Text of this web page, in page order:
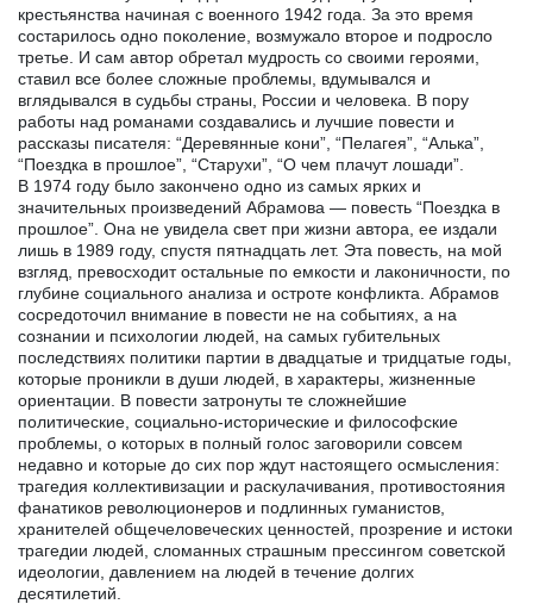
крестьянства начиная с военного 1942 года. За это время
состарилось одно поколение, возмужало второе и подросло
третье. И сам автор обретал мудрость со своими героями,
ставил все более сложные проблемы, вдумывался и
вглядывался в судьбы страны, России и человека. В пору
работы над романами создавались и лучшие повести и
рассказы писателя: “Деревянные кони”, “Пелагея”, “Алька”,
“Поездка в прошлое”, “Старухи”, “О чем плачут лошади”.
В 1974 году было закончено одно из самых ярких и
значительных произведений Абрамова — повесть “Поездка в
прошлое”. Она не увидела свет при жизни автора, ее издали
лишь в 1989 году, спустя пятнадцать лет. Эта повесть, на мой
взгляд, превосходит остальные по емкости и лаконичности, по
глубине социального анализа и остроте конфликта. Абрамов
сосредоточил внимание в повести не на событиях, а на
сознании и психологии людей, на самых губительных
последствиях политики партии в двадцатые и тридцатые годы,
которые проникли в души людей, в характеры, жизненные
ориентации. В повести затронуты те сложнейшие
политические, социально-исторические и философские
проблемы, о которых в полный голос заговорили совсем
недавно и которые до сих пор ждут настоящего осмысления:
трагедия коллективизации и раскулачивания, противостояния
фанатиков революционеров и подлинных гуманистов,
хранителей общечеловеческих ценностей, прозрение и истоки
трагедии людей, сломанных страшным прессингом советской
идеологии, давлением на людей в течение долгих
десятилетий.